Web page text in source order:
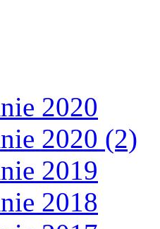
2020
2020 (2)
2019
2018